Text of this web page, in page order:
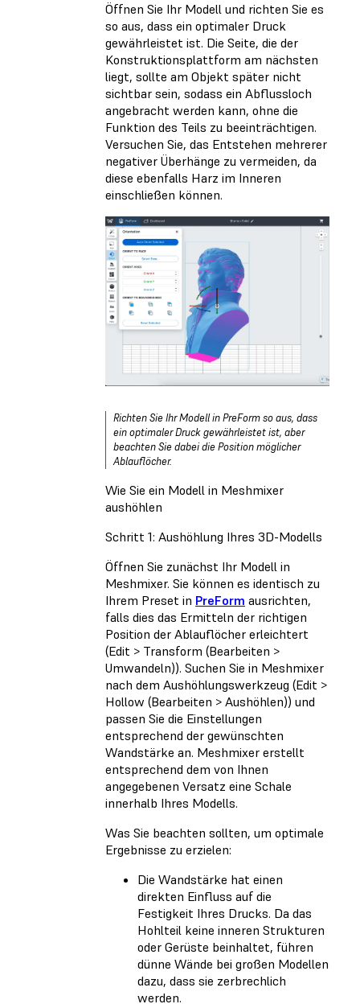
Öffnen Sie Ihr Modell und richten Sie es
so aus, dass ein optimaler Druck
gewährleistet ist. Die Seite, die der
Konstruktionsplattform am nächsten
liegt, sollte am Objekt später nicht
sichtbar sein, sodass ein Abflussloch
angebracht werden kann, ohne die
Funktion des Teils zu beeinträchtigen.
Versuchen Sie, das Entstehen mehrerer
negativer Überhänge zu vermeiden, da
diese ebenfalls Harz im Inneren
einschließen können.
Richten Sie Ihr Modell in PreForm so aus, dass
ein optimaler Druck gewährleistet ist, aber
beachten Sie dabei die Position möglicher
Ablauflöcher.
Wie Sie ein Modell in Meshmixer
aushöhlen
Schritt 1: Aushöhlung Ihres 3D-Modells
Öffnen Sie zunächst Ihr Modell in
Meshmixer. Sie können es identisch zu
Ihrem Preset in PreForm ausrichten,
falls dies das Ermitteln der richtigen
Position der Ablauflöcher erleichtert
(Edit > Transform (Bearbeiten >
Umwandeln)). Suchen Sie in Meshmixer
nach dem Aushöhlungswerkzeug (Edit >
Hollow (Bearbeiten > Aushöhlen)) und
passen Sie die Einstellungen
entsprechend der gewünschten
Wandstärke an. Meshmixer erstellt
entsprechend dem von Ihnen
angegebenen Versatz eine Schale
innerhalb Ihres Modells.
Was Sie beachten sollten, um optimale
Ergebnisse zu erzielen:
Die Wandstärke hat einen
direkten Einfluss auf die
Festigkeit Ihres Drucks. Da das
Hohlteil keine inneren Strukturen
oder Gerüste beinhaltet, führen
dünne Wände bei großen Modellen
dazu, dass sie zerbrechlich
werden.